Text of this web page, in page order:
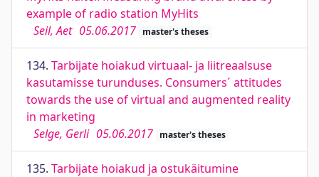
example of radio station MyHits
Seil, Aet 05.06.2017 master's theses
134. Tarbijate hoiakud virtuaal- ja liitreaalsuse
kasutamisse turunduses. Consumers´ attitudes
towards the use of virtual and augmented reality
in marketing
Selge, Gerli 05.06.2017 master's theses
135. Tarbijate hoiakud ja ostukäitumine